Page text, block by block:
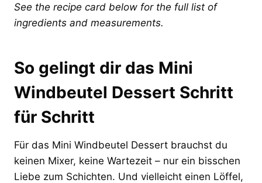
See the recipe card below for the full list of
ingredients and measurements.
So gelingt dir das Mini
Windbeutel Dessert Schritt
für Schritt
Für das Mini Windbeutel Dessert brauchst du
keinen Mixer, keine Wartezeit – nur ein bisschen
Liebe zum Schichten. Und vielleicht einen Löffel,